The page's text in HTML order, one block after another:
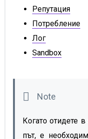
Репутация
Потребление
Лог
Sandbox
Когато отидете
път, е